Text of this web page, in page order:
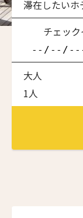
滞在したい
滞在したい
ワン・ジーテ
ONE GT Grand
ザ・キャベ
ザ・バウアー
チェッ
大人
1人
1人